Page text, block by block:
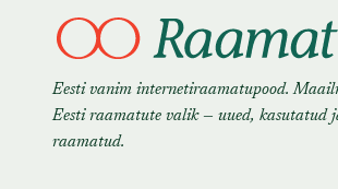
Eesti vanim internetiraamatupood.
Eesti raamatute valik — uued, kasutatud
raamatud.